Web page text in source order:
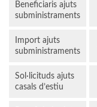
Beneficiaris ajuts
subministraments
Import ajuts
subministraments
Sol·licituds ajuts
casals d’estiu